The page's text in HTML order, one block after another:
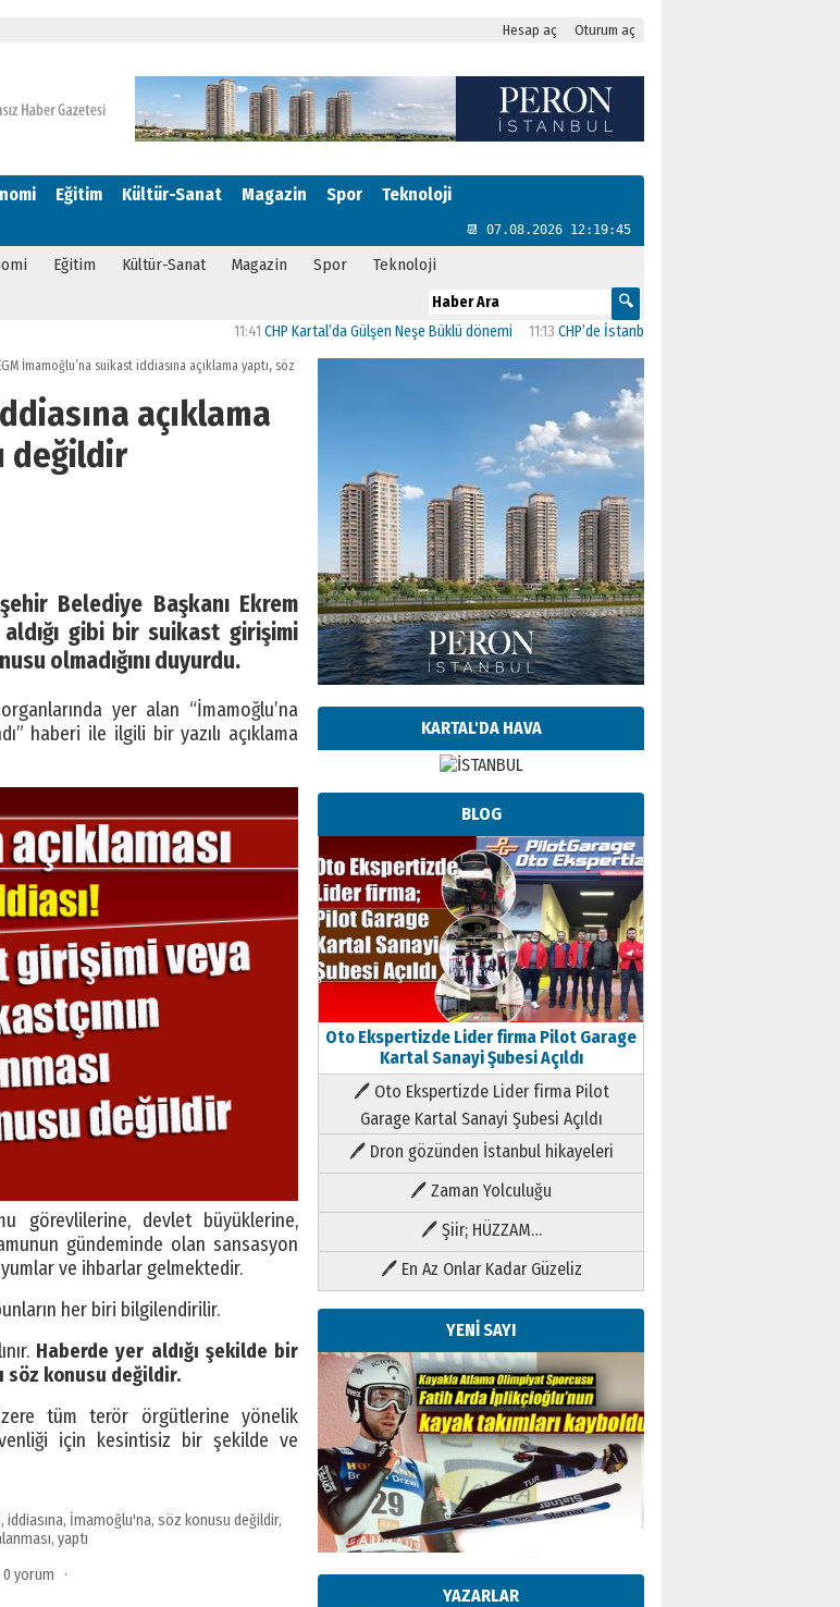
Hesap aç Oturum aç
Eğitim Kültür-Sanat Magazin Spor Teknoloji
📆 07.08.2026 12:19:46
Eğitim Kültür-Sanat Magazin Spor Teknoloji
CHP Kartal’da Gülşen Neşe Büklü dönemi 11:13CHP’de İstanbul’daki 23 İlçenin Başkanları Belli Oldu
İmamoğlu’na suikast iddiasına açıklama yaptı, söz
açıklama
değildir
Belediye Başkanı Ekrem
gibi bir suikast girişimi
olmadığını duyurdu.
yer alan “İmamoğlu’na
haberi ile ilgili bir yazılı açıklama
görevlilerine, devlet büyüklerine,
gündeminde olan sansasyon
ve ihbarlar gelmektedir.
her biri bilgilendirilir.
Haberde yer aldığı şekilde bir
söz konusu değildir.
tüm terör örgütlerine yönelik
için kesintisiz bir şekilde ve
, iddiasına, İmamoğlu'na, söz konusu değildir,
, yaptı
0 yorum ·
KARTAL'DA HAVA
BLOG
Oto Ekspertizde Lider firma Pilot Garage
Kartal Sanayi Şubesi Açıldı
🖊 Oto Ekspertizde Lider firma Pilot
Garage Kartal Sanayi Şubesi Açıldı
🖊 Dron gözünden İstanbul hikayeleri
🖊 Zaman Yolculuğu
🖊 Şiir; HÜZZAM…
🖊 En Az Onlar Kadar Güzeliz
YENİ SAYI
YAZARLAR
Kenan GÜLERCİ
Metin Külünk: Aileyi Korumak
Geleceği Korumaktır
11 Mayıs 2026 Pazartesi